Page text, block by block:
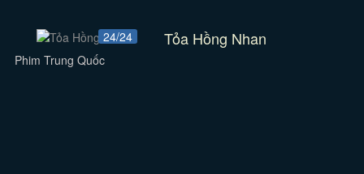
24/24 Tỏa Hồng Nhan
Phim Trung Quốc